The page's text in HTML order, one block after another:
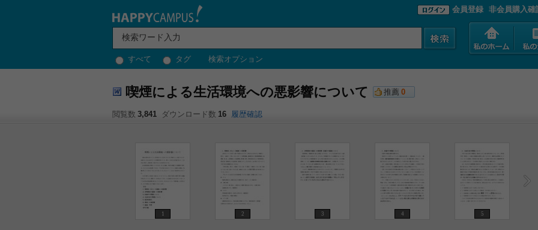
すべて タグ 検索オプション
会員登録 非会員購入確
喫煙による生活環境への悪影響について 推薦 0
閲覧数 3,841 ダウンロード数 16 履歴確認
1 2 3 4 5